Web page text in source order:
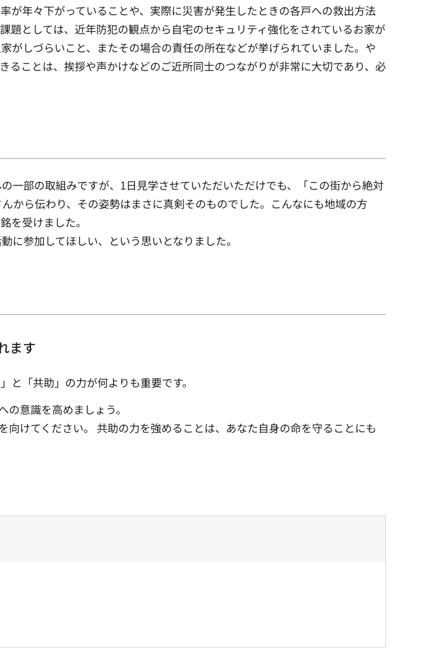
が年々下がっていることや、実際に災害が発生したときの各戸への救出方法
題としては、近年防犯の観点から自宅のセキュリティ強化をされているお家が
がしづらいこと、またその場合の責任の所在などが挙げられていました。や
ることは、挨拶や声かけなどのご近所同士のつながりが非常に大切であり、必
一部の取組みですが、1日見学させていただいただけでも、「この街から絶対
から伝わり、その姿勢はまさに真剣そのものでした。こんなにも地域の方
を受けました。
参加してほしい、という思いとなりました。
ます
と「共助」の力が何よりも重要です。
意識を高めましょう。
けてください。 共助の力を強めることは、あなた自身の命を守ることにも